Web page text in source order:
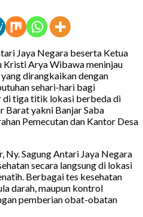
Jaya Negara beserta Ketua
Kristi Arya Wibawa meninjau
dirangkaikan dengan
sehari-hari bagi
tiga titik lokasi berbeda di
Barat yakni Banjar Saba
Pemecutan dan Kantor Desa
Ny. Sagung Antari Jaya Negara
secara langsung di lokasi
Berbagai tes kesehatan
darah, maupun kontrol
pemberian obat-obatan